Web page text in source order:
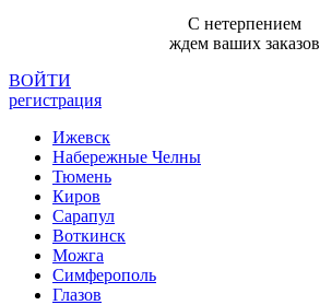
С нетерпением
ждем ваших заказов
ВОЙТИ
регистрация
Ижевск
Набережные Челны
Тюмень
Киров
Сарапул
Воткинск
Можга
Симферополь
Глазов